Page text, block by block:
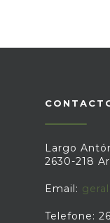
Largo
2630-218
Email:
Telefone: